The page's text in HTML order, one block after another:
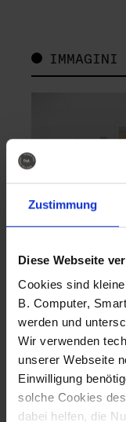
Zustimmung
Diese Webseite
Cookies sind
B. Computer,
werden und
Wir verwenden
unserer Webseite
Einwilligung
solche Cookies
dabei helfen, die
IMMAGINI
Fotografo:
Sternbach
Download